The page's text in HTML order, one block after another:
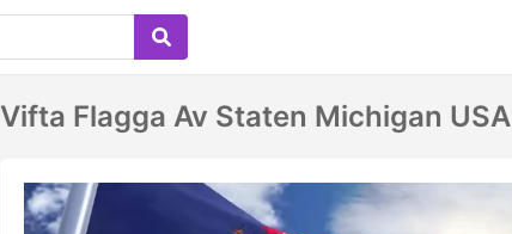
Vifta Flagga Av Staten Michigan USA